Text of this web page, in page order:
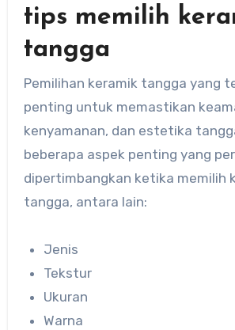
tips memilih
tangga
Pemilihan keramik tangga yang
penting untuk memastikan
kenyamanan, dan estetika
beberapa aspek penting yang
dipertimbangkan ketika memilih
tangga, antara lain:
Jenis
Tekstur
Ukuran
Warna